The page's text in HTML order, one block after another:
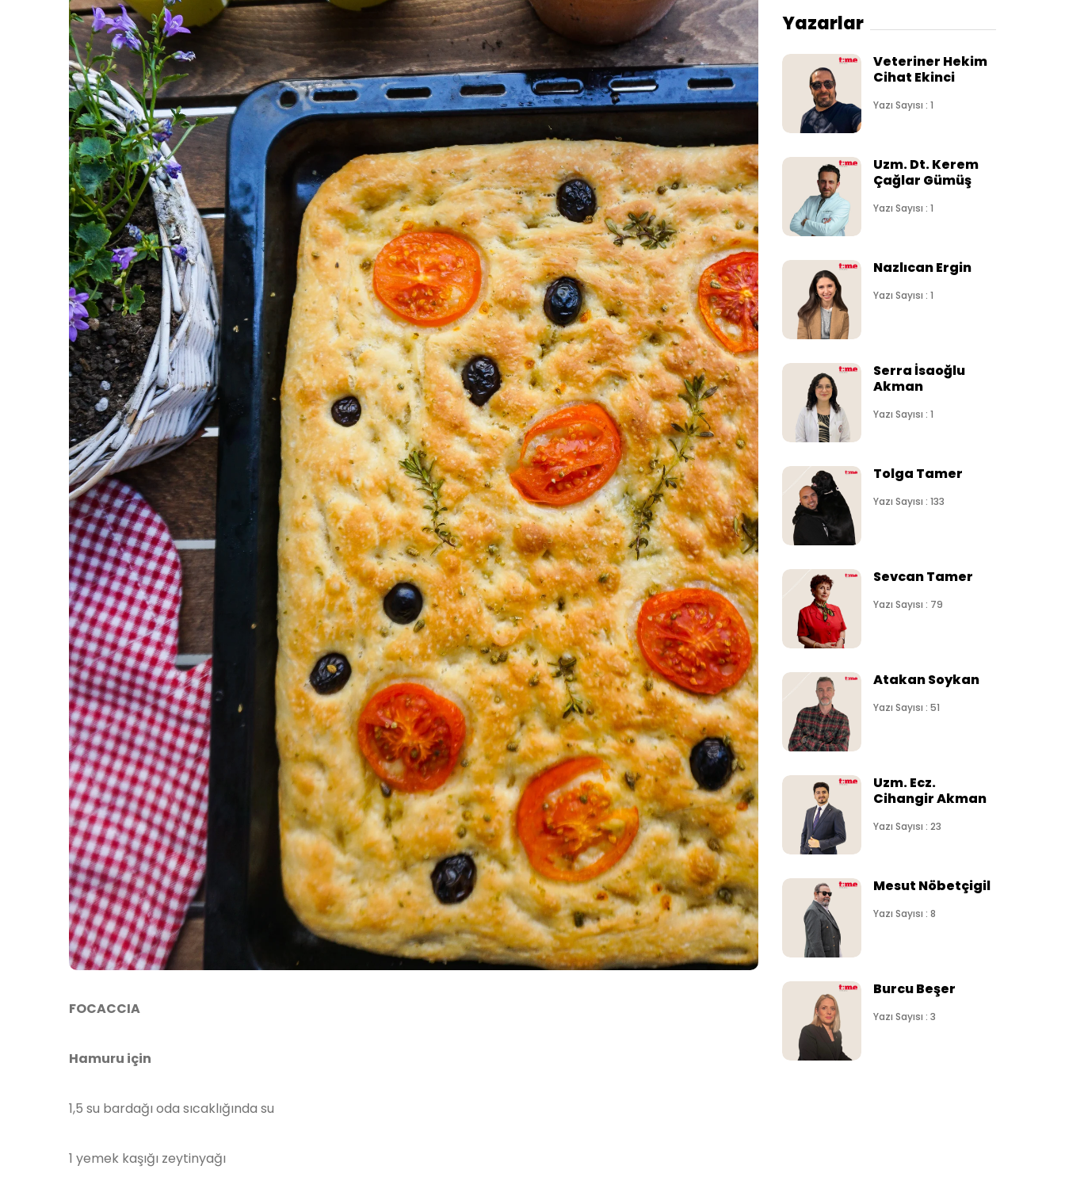
FOCACCIA
Hamuru için
1,5 su bardağı oda sıcaklığında su
1 yemek kaşığı zeytinyağı
Yazarlar
Veteriner Hekim
Cihat Ekinci
Yazı Sayısı : 1
Uzm. Dt. Kerem
Çağlar Gümüş
Yazı Sayısı : 1
Nazlıcan Ergin
Yazı Sayısı : 1
Serra İsaoğlu
Akman
Yazı Sayısı : 1
Tolga Tamer
Yazı Sayısı : 133
Sevcan Tamer
Yazı Sayısı : 79
Atakan Soykan
Yazı Sayısı : 51
Uzm. Ecz.
Cihangir Akman
Yazı Sayısı : 23
Mesut Nöbetçigil
Yazı Sayısı : 8
Burcu Beşer
Yazı Sayısı : 3